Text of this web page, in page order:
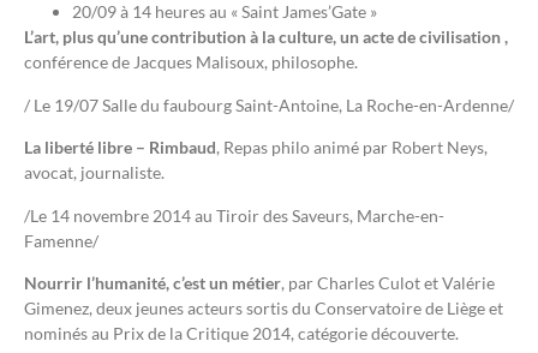
20/09 à 14 heures au « Saint James’Gate »
L’art, plus qu’une contribution à la culture, un acte de civilisation ,
conférence de Jacques Malisoux, philosophe.
/ Le 19/07 Salle du faubourg Saint-Antoine, La Roche-en-Ardenne/
La liberté libre – Rimbaud, Repas philo animé par Robert Neys,
avocat, journaliste.
/Le 14 novembre 2014 au Tiroir des Saveurs, Marche-en-
Famenne/
Nourrir l’humanité, c’est un métier, par Charles Culot et Valérie
Gimenez, deux jeunes acteurs sortis du Conservatoire de Liège et
nominés au Prix de la Critique 2014, catégorie découverte.